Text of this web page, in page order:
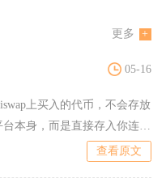
更多
05-16
上买入的代币，不会存放
台本身，而是直接存入你连接
查看原文